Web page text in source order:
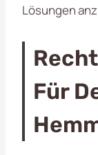
Lösungen
Für